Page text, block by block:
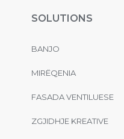
SOLUTIONS
BANJO
MIRËQENIA
FASADA VENTILUESE
ZGJIDHJE KREATIVE